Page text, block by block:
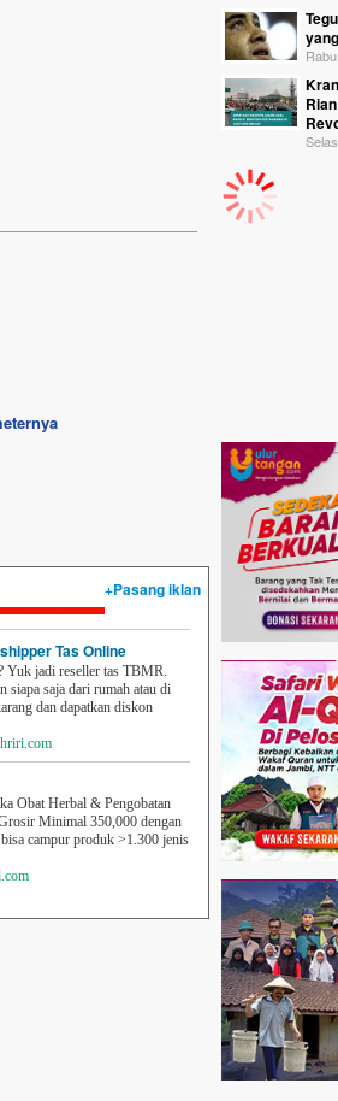
+Pasang iklan
Tas Online
Yuk jadi reseller tas TBMR.
siapa saja dari rumah atau di
dan dapatkan diskon
Obat Herbal & Pengobatan
Minimal 350,000 dengan
campur produk >1.300 jenis